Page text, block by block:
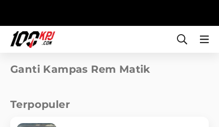
Ganti Kampas Rem Matik
Terpopuler